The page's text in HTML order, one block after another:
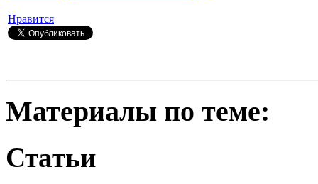
Нравится
Материалы по теме:
Статьи